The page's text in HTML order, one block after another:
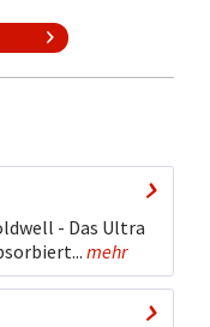
- Das Ultra
mehr